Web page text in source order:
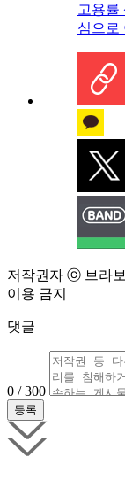
고용률
심으로
저작권자 ⓒ 브라
이용 금지
댓글
0 / 300